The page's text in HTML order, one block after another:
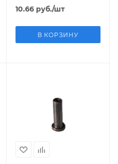
10.66руб./шт
В КОРЗИНУ